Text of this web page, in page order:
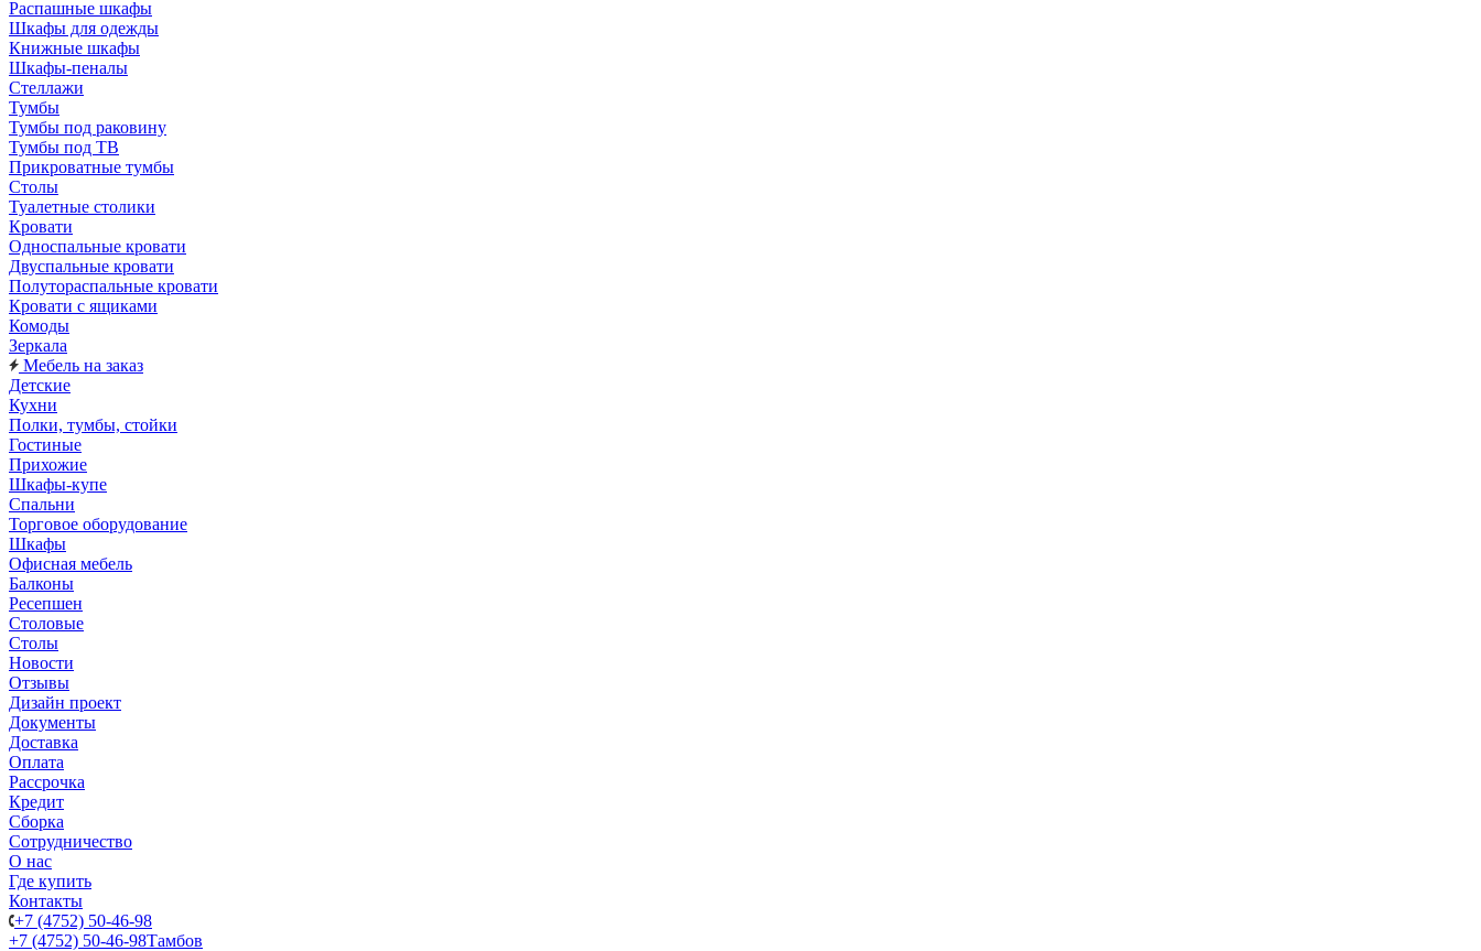
Распашные шкафы
Шкафы для одежды
Книжные шкафы
Шкафы-пеналы
Стеллажи
Тумбы
Тумбы под раковину
Тумбы под ТВ
Прикроватные тумбы
Столы
Туалетные столики
Кровати
Односпальные кровати
Двуспальные кровати
Полутораспальные кровати
Кровати с ящиками
Комоды
Зеркала
Мебель на заказ
Детские
Кухни
Полки, тумбы, стойки
Гостиные
Прихожие
Шкафы-купе
Спальни
Торговое оборудование
Шкафы
Офисная мебель
Балконы
Ресепшен
Столовые
Столы
Новости
Отзывы
Дизайн проект
Документы
Доставка
Оплата
Рассрочка
Кредит
Сборка
Сотрудничество
О нас
Где купить
Контакты
+7 (4752) 50-46-98
+7 (4752) 50-46-98Тамбов